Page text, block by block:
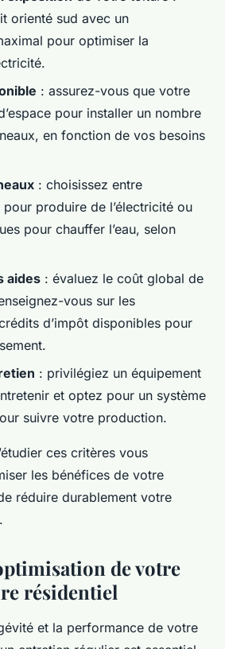
orienté sud avec un
pour optimiser la
: assurez-vous que votre
pour installer un nombre
en fonction de vos besoins
: choisissez entre
produire de l’électricité ou
pour chauffer l’eau, selon
aides : évaluez le coût global de
vous sur les
d’impôt disponibles pour
: privilégiez un équipement
et optez pour un système
suivre votre production.
ces critères vous
les bénéfices de votre
réduire durablement votre
de votre
résidentiel
et la performance de votre